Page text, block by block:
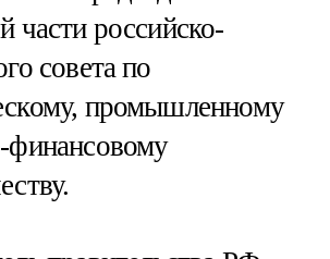
части российско-
совета по
промышленному
финансовому